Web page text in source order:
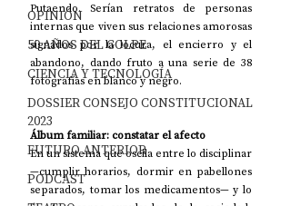
OPINIÓN
50 AÑOS DEL GOLPE
CIENCIA Y TECNOLOGÍA
DOSSIER CONSEJO CONSTITUCIONAL
2023
FUTURO ANTERIOR
PODCAST
Putaendo. Serían retratos de personas
internas que viven sus relaciones amorosas
signados por la locura, el encierro y el
abandono, dando fruto a una serie de 38
fotografías en blanco y negro.
Álbum familiar: constatar el afecto
—cumplir horarios, dormir en pabellones
separados, tomar los medicamentos— y lo